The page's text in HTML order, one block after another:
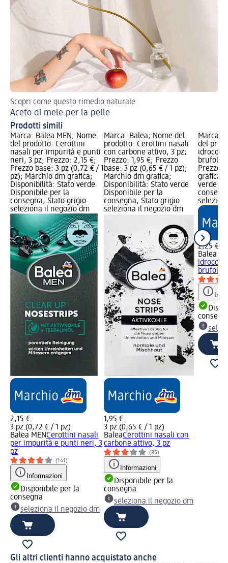
Scopri come questo rimedio naturale
Aceto di mele per la pelle
Prodotti simili
Marca: Balea MEN; Nome
del prodotto: Cerottini
nasali per impurità e punti
neri, 3 pz; Prezzo: 2,15 €;
Prezzo base: 3 pz (0,72 € / 1
pz); Marchio dm grafica;
Disponibilità: Stato verde
Disponibile per la
consegna, Stato grigio
seleziona il negozio dm
2,15 €
3 pz (0,72 € / 1 pz)
Balea MENCerottini nasali
per impurità e punti neri, 3
pz
(141)
Informazioni
Disponibile per la
consegna
seleziona il negozio dm
Marca: Balea; Nome del
prodotto: Cerottini nasali
con carbone attivo, 3 pz;
Prezzo: 1,95 €; Prezzo
base: 3 pz (0,65 € / 1 pz);
Marchio dm grafica;
Disponibilità: Stato verde
Disponibile per la
consegna, Stato grigio
seleziona il negozio dm
1,95 €
3 pz (0,65 € / 1 pz)
BaleaCerottini nasali con
carbone attivo, 3 pz
(85)
Informazioni
Disponibile per la
consegna
seleziona il negozio dm
Marca:
del
brufoli
Prezzo:
grafica;
verde
2,25 €
Balea
brufoli
Gli altri clienti hanno acquistato anche